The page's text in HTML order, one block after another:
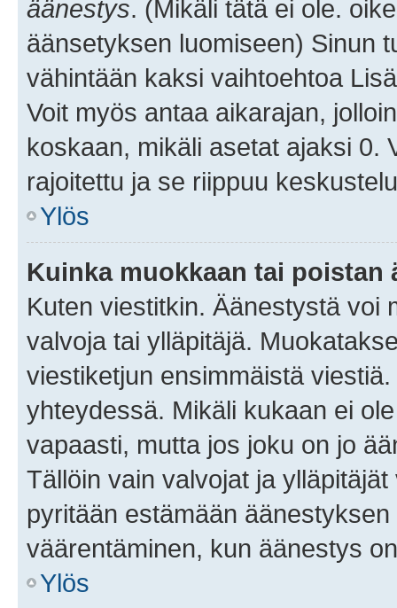
äänestys. (Mikäli tätä ei ole.
äänsetyksen luomiseen) Sinun
vähintään kaksi vaihtoehtoa
Voit myös antaa aikarajan,
koskaan, mikäli asetat ajaksi 0.
rajoitettu ja se riippuu
Ylös
Kuinka muokkaan tai poistan
Kuten viestitkin. Äänestystä voi
valvoja tai ylläpitäjä.
viestiketjun ensimmäistä
yhteydessä. Mikäli kukaan ei
vapaasti, mutta jos joku on jo
Tällöin vain valvojat ja
pyritään estämään
väärentäminen, kun äänestys
Ylös